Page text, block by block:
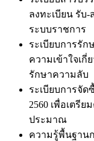
ลงทะเบียน รับ
ระบบราชการ
ระเบียบการรัก
ความเข้าใจเ
รักษาความลับ
ระเบียบการจั
2560 เพื่อเตรี
ประมาณ
ความรู้พื้นฐาน